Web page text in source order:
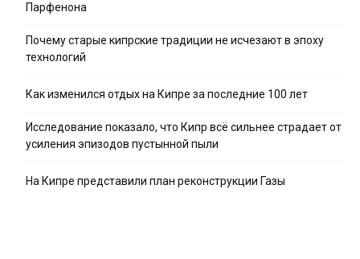
Парфенона
Почему старые кипрские традиции не исчезают в эпоху
технологий
Как изменился отдых на Кипре за последние 100 лет
Исследование показало, что Кипр всё сильнее страдает от
усиления эпизодов пустынной пыли
На Кипре представили план реконструкции Газы